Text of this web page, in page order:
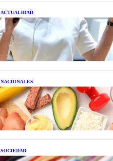
ACTUALIDAD
La startup creada por una salteña
que busca resolver el estrés
financiero en Latinoamérica
NACIONALES
Nutrición inteligente: Cinco
superalimentos de temporada que
deberías sumar a tu dieta este mes
SOCIEDAD